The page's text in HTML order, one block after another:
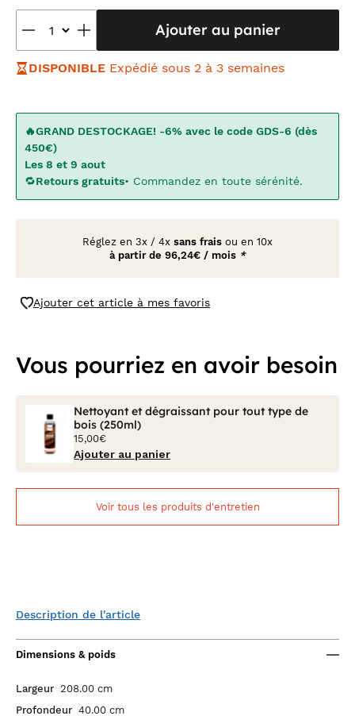
Ajouter au panier
DISPONIBLE Expédié sous 2 à 3 semaines
🔥GRAND DESTOCKAGE! -6% avec le code GDS-6 (dès
450€)
Les 8 et 9 aout
🔁Retours gratuits• Commandez en toute sérénité.
Réglez en 3x / 4x sans frais ou en 10x
à partir de 96,24€ / mois *
Ajouter cet article à mes favoris
Vous pourriez en avoir besoin
Nettoyant et dégraissant pour tout type de
bois (250ml)
15,00€
Ajouter au panier
Voir tous les produits d'entretien
Description de l'article
Dimensions & poids
Largeur 208.00 cm
Profondeur 40.00 cm